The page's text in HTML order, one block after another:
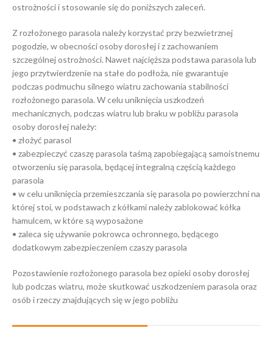
ostrożności i stosowanie się do poniższych zaleceń.
Z rozłożonego parasola należy korzystać przy bezwietrznej
pogodzie, w obecności osoby dorosłej i z zachowaniem
szczególnej ostrożności. Nawet najcięższa podstawa parasola lub
jego przytwierdzenie na stałe do podłoża, nie gwarantuje
podczas podmuchu silnego wiatru zachowania stabilności
rozłożonego parasola. W celu uniknięcia uszkodzeń
mechanicznych, podczas wiatru lub braku w pobliżu parasola
osoby dorosłej należy:
• złożyć parasol
• zabezpieczyć czaszę parasola taśmą zapobiegającą samoistnemu
otworzeniu się parasola, będącej integralną częścią każdego
parasola
• w celu uniknięcia przemieszczania się parasola po powierzchni na
której stoi, w podstawach z kółkami należy zablokować kółka
hamulcem, w które są wyposażone
• zaleca się używanie pokrowca ochronnego, będącego
dodatkowym zabezpieczeniem czaszy parasola
Pozostawienie rozłożonego parasola bez opieki osoby dorosłej
lub podczas wiatru, może skutkować uszkodzeniem parasola oraz
osób i rzeczy znajdujących się w jego pobliżu